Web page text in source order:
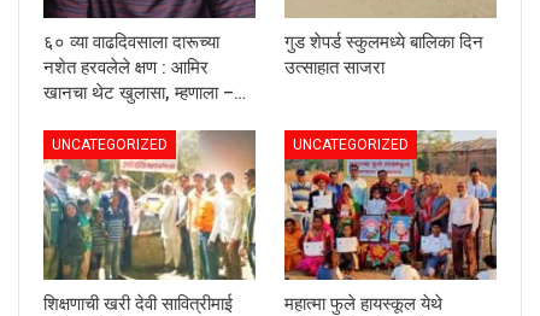
६० व्या वाढदिवसाला दारूच्या
नशेत हरवलेले क्षण : आमिर
खानचा थेट खुलासा, म्हणाला –…
गुड शेपर्ड स्कुलमध्ये बालिका दिन
उत्साहात साजरा
UNCATEGORIZED
शिक्षणाची खरी देवी सावित्रीमाई
UNCATEGORIZED
महात्मा फुले हायस्कूल येथे